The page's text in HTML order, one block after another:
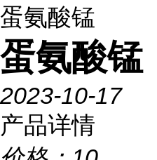
蛋氨酸锰
蛋氨酸锰
2023-10-17
产品详情